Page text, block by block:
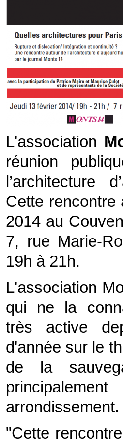
L'association
réunion
l’architecture
Cette
2014 au
7, rue Marie-
19h à 21h.
L'association
qui ne la
très active
d'année sur le
de la
arrondissement.
"Cette